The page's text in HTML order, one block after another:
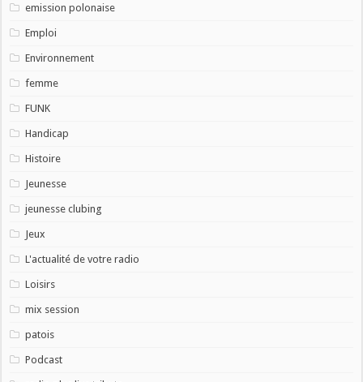
emission polonaise
Emploi
Environnement
femme
FUNK
Handicap
Histoire
Jeunesse
jeunesse clubing
Jeux
L'actualité de votre radio
Loisirs
mix session
patois
Podcast